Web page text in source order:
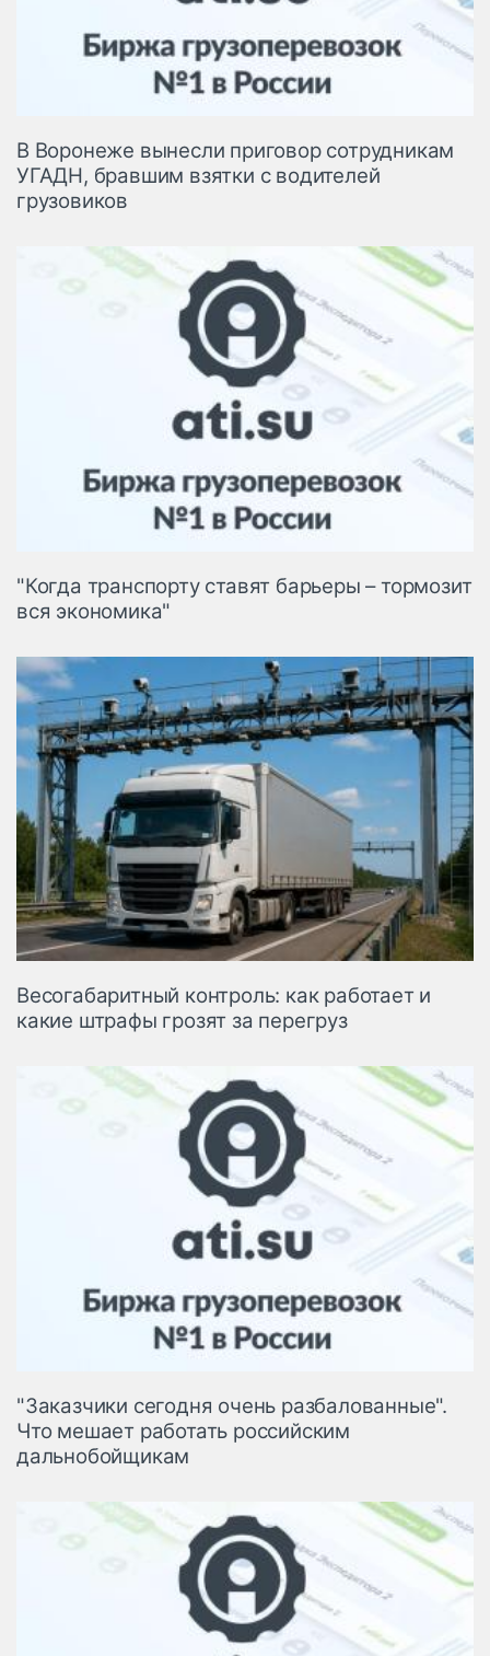
В Воронеже вынесли приговор сотрудникам
УГАДН, бравшим взятки с водителей
грузовиков
"Когда транспорту ставят барьеры – тормозит
вся экономика"
Весогабаритный контроль: как работает и
какие штрафы грозят за перегруз
"Заказчики сегодня очень разбалованные".
Что мешает работать российским
дальнобойщикам